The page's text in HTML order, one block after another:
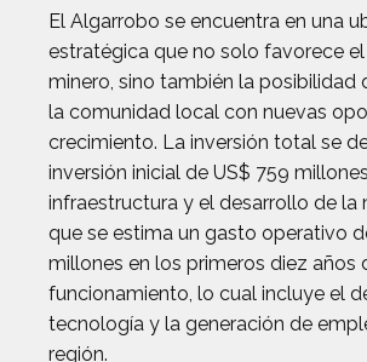
El Algarrobo se encuentra en una
estratégica que no solo favorece
minero, sino también la posibilidad
la comunidad local con nuevas
crecimiento. La inversión total se
inversión inicial de US$ 759
infraestructura y el desarrollo de la
que se estima un gasto operativo
millones en los primeros diez años
funcionamiento, lo cual incluye el
tecnología y la generación de
región.